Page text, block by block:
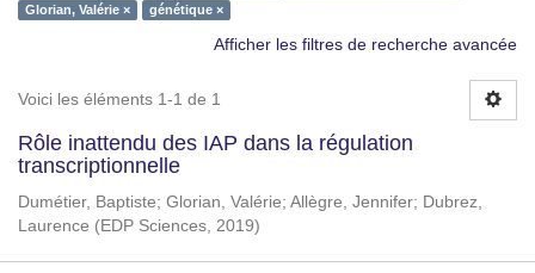
Glorian, Valérie ×
génétique ×
Afficher les filtres de recherche avancée
Voici les éléments 1-1 de 1
Rôle inattendu des IAP dans la régulation
transcriptionnelle
Dumétier, Baptiste; Glorian, Valérie; Allègre, Jennifer; Dubrez,
Laurence (EDP Sciences, 2019)